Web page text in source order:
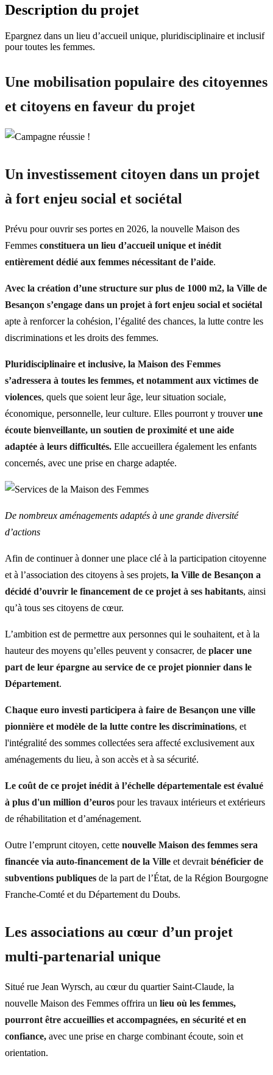
Description du projet
Epargnez dans un lieu d’accueil unique, pluridisciplinaire et inclusif
pour toutes les femmes.
Une mobilisation populaire des citoyennes
et citoyens en faveur du projet
Un investissement citoyen dans un projet
à fort enjeu social et sociétal
Prévu pour ouvrir ses portes en 2026, la nouvelle Maison des
Femmes constituera un lieu d’accueil unique et inédit
entièrement dédié aux femmes nécessitant de l’aide.
Avec la création d’une structure sur plus de 1000 m2, la Ville de
Besançon s’engage dans un projet à fort enjeu social et sociétal
apte à renforcer la cohésion, l’égalité des chances, la lutte contre les
discriminations et les droits des femmes.
Pluridisciplinaire et inclusive, la Maison des Femmes
s’adressera à toutes les femmes, et notamment aux victimes de
violences, quels que soient leur âge, leur situation sociale,
économique, personnelle, leur culture. Elles pourront y trouverune
écoute bienveillante, un soutien de proximité et une aide
adaptée à leurs difficultés. Elle accueillera également les enfants
concernés, avec une prise en charge adaptée.
De nombreux aménagements adaptés à une grande diversité
d’actions
Afin de continuer à donner une place clé à la participation citoyenne
et à l’association des citoyens à ses projets, la Ville de Besançon a
décidé d’ouvrir le financement de ce projet à ses habitants, ainsi
qu’à tous ses citoyens de cœur.
L’ambition est de permettre aux personnes qui le souhaitent, et à la
hauteur des moyens qu’elles peuvent y consacrer, de placer une
part de leur épargne au service de ce projet pionnier dans le
Département.
Chaque euro investi participera à faire de Besançon une ville
pionnière et modèle de la lutte contre les discriminations, et
l'intégralité des sommes collectées sera affecté exclusivement aux
aménagements du lieu, à son accès et à sa sécurité.
Le coût de ce projet inédit à l’échelle départementale est évalué
à plus d'un million d’euros pour les travaux intérieurs et extérieurs
de réhabilitation et d’aménagement.
Outre l’emprunt citoyen, cette nouvelle Maison des femmes sera
financée via auto-financement de la Ville et devrait bénéficier de
subventions publiques de la part de l’État, de la Région Bourgogne
Franche-Comté et du Département du Doubs.
Les associations au cœur d’un projet
multi-partenarial unique
Situé rue Jean Wyrsch, au cœur du quartier Saint-Claude, la
nouvelle Maison des Femmes offrira un lieu où les femmes,
pourront être accueillies et accompagnées, en sécurité et en
confiance, avec une prise en charge combinant écoute, soin et
orientation.